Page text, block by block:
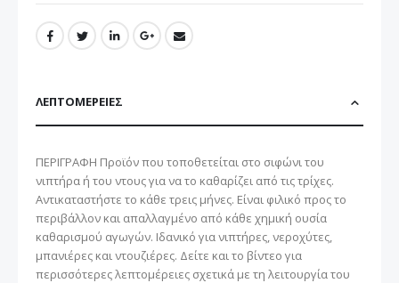
ΛΕΠΤΟΜΈΡΕΙΕΣ
ΠΕΡΙΓΡΑΦΗ Προϊόν που τοποθετείται στο σιφώνι του
νιπτήρα ή του ντους για να το καθαρίζει από τις τρίχες.
Αντικαταστήστε το κάθε τρεις μήνες. Είναι φιλικό προς το
περιβάλλον και απαλλαγμένο από κάθε χημική ουσία
καθαρισμού αγωγών. Ιδανικό για νιπτήρες, νεροχύτες,
μπανιέρες και ντουζιέρες. Δείτε και το βίντεο για
περισσότερες λεπτομέρειες σχετικά με τη λειτουργία του